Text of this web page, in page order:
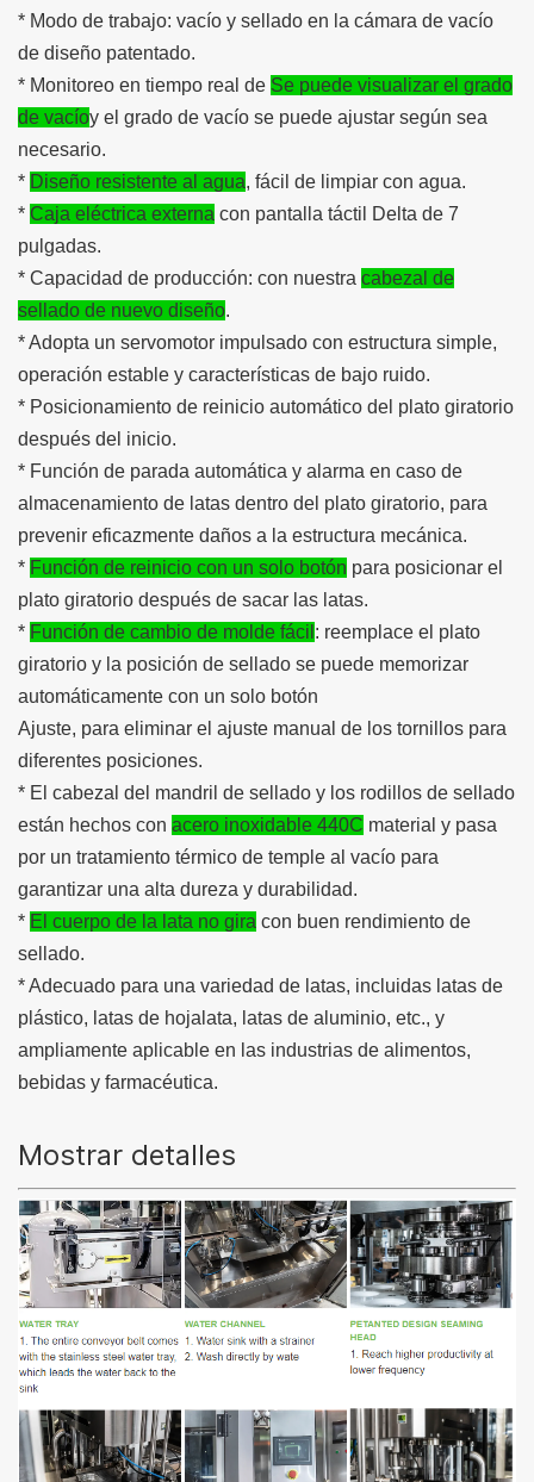
* Modo de trabajo: vacío y sellado en la cámara de vacío
de diseño patentado.
* Monitoreo en tiempo real de Se puede visualizar el grado
de vacíoy el grado de vacío se puede ajustar según sea
necesario.
* Diseño resistente al agua, fácil de limpiar con agua.
* Caja eléctrica externa con pantalla táctil Delta de 7
pulgadas.
* Capacidad de producción: con nuestra cabezal de
sellado de nuevo diseño.
* Adopta un servomotor impulsado con estructura simple,
operación estable y características de bajo ruido.
* Posicionamiento de reinicio automático del plato giratorio
después del inicio.
* Función de parada automática y alarma en caso de
almacenamiento de latas dentro del plato giratorio, para
prevenir eficazmente daños a la estructura mecánica.
* Función de reinicio con un solo botón para posicionar el
plato giratorio después de sacar las latas.
* Función de cambio de molde fácil : reemplace el plato
giratorio y la posición de sellado se puede memorizar
automáticamente con un solo botón
Ajuste, para eliminar el ajuste manual de los tornillos para
diferentes posiciones.
* El cabezal del mandril de sellado y los rodillos de sellado
están hechos con acero inoxidable 440C material y pasa
por un tratamiento térmico de temple al vacío para
garantizar una alta dureza y durabilidad.
* El cuerpo de la lata no gira con buen rendimiento de
sellado.
* Adecuado para una variedad de latas, incluidas latas de
plástico, latas de hojalata, latas de aluminio, etc., y
ampliamente aplicable en las industrias de alimentos,
bebidas y farmacéutica.
Mostrar detalles